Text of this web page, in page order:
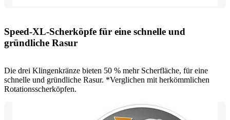
Speed-XL-Scherköpfe für eine schnelle und
gründliche Rasur
Die drei Klingenkränze bieten 50 % mehr Scherfläche, für eine
schnelle und gründliche Rasur. *Verglichen mit herkömmlichen
Rotationsscherköpfen.